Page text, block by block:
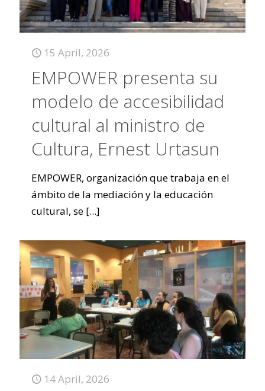
15 April, 2026
EMPOWER presenta su
modelo de accesibilidad
cultural al ministro de
Cultura, Ernest Urtasun
EMPOWER, organización que trabaja en el
ámbito de la mediación y la educación
cultural, se [...]
14 April, 2026